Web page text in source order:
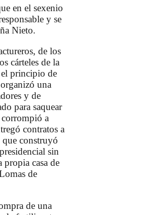
en el sexenio
y se
Nieto.
de los
cárteles de la
principio de
una
y de
para saquear
a
contratos a
que construyó
sin
propia casa de
de
de una